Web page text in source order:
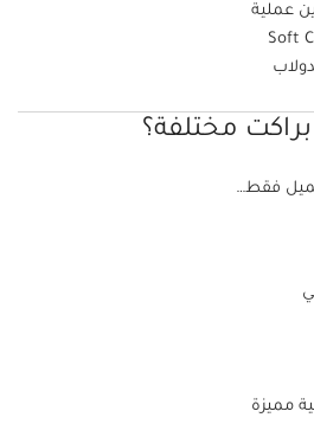
براكت مختلفة؟
فقط…
مميزة